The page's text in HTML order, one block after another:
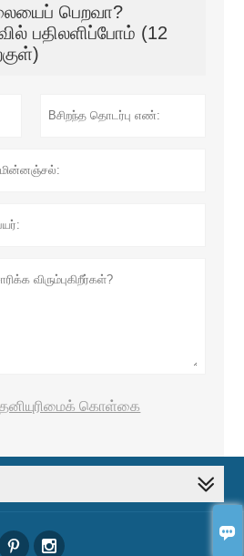

பெறவா?
பதிலளிப்போம் (12
தனியுரிமைக் கொள்கை
 